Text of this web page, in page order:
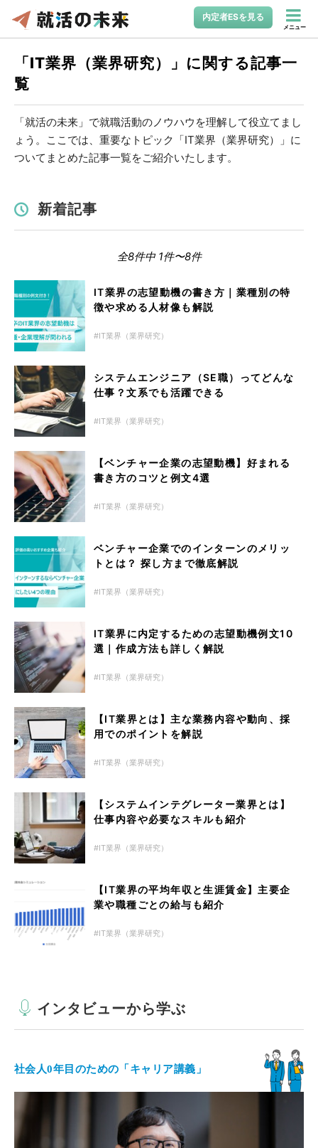
内定者ESを見る
メニュー
「IT業界（業界研究）」に関する記事一
覧
「就活の未来」で就職活動のノウハウを理解して役立てまし
ょう。ここでは、重要なトピック「IT業界（業界研究）」に
ついてまとめた記事一覧をご紹介いたします。
新着記事
全8件中 1件〜8件
IT業界の志望動機の書き方｜業種別の特
徴や求める人材像も解説
IT業界（業界研究）
システムエンジニア（SE職）ってどんな
仕事？文系でも活躍できる
IT業界（業界研究）
【ベンチャー企業の志望動機】好まれる
書き方のコツと例文4選
IT業界（業界研究）
ベンチャー企業でのインターンのメリッ
トとは？ 探し方まで徹底解説
IT業界（業界研究）
IT業界に内定するための志望動機例文10
選｜作成方法も詳しく解説
IT業界（業界研究）
【IT業界とは】主な業務内容や動向、採
用でのポイントを解説
IT業界（業界研究）
【システムインテグレーター業界とは】
仕事内容や必要なスキルも紹介
IT業界（業界研究）
【IT業界の平均年収と生涯賃金】主要企
業や職種ごとの給与も紹介
IT業界（業界研究）
インタビューから学ぶ
社会人0年目のための「キャリア講義」